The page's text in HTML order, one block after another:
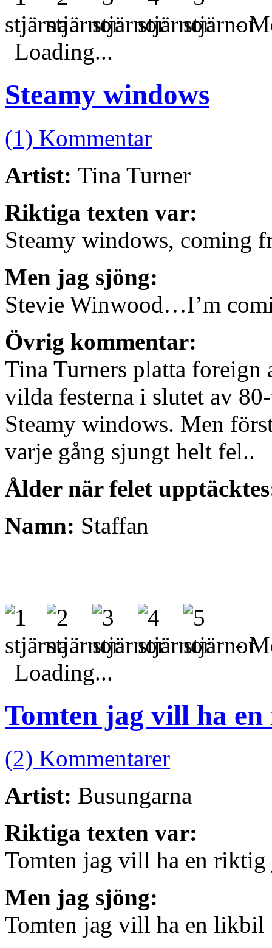
-
Loading...
Steamy windows
(1) Kommentar
Artist: Tina Turner
Riktiga texten var:
Steamy windows, coming
Men jag sjöng:
Stevie Winwood…I’m
Övrig kommentar:
Tina Turners platta
vilda festerna i slutet av
Steamy windows. Men
varje gång sjungt helt fel..
Ålder när felet
Namn: Staffan
-
Loading...
Tomten jag vill ha
(2) Kommentarer
Artist: Busungarna
Riktiga texten var:
Tomten jag vill ha en
Men jag sjöng:
Tomten jag vill ha en likbil